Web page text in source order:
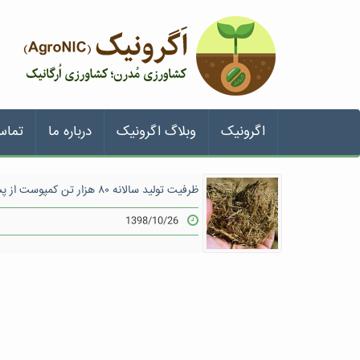
اگرونیک وبلاگ اگرونیک درباره ما
ظرفیت تولید سالانه ۸۰ هزار تن کمپوست از پسماند نیشکر
1398/10/26